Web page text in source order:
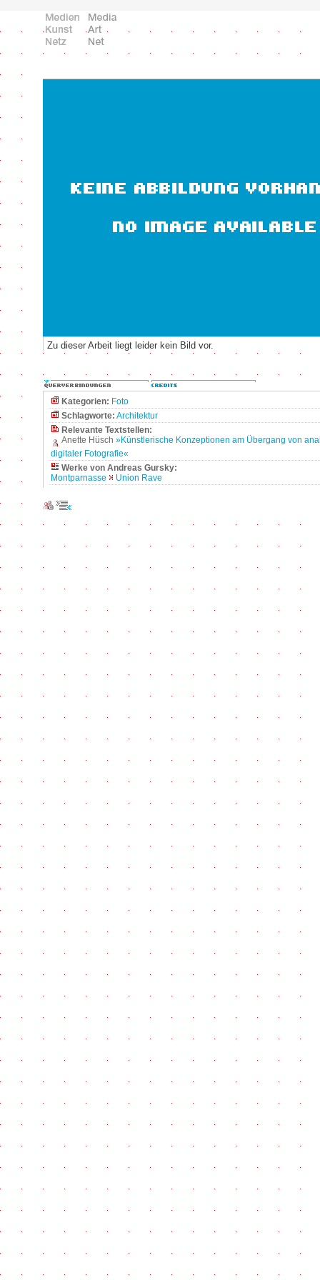
Zu dieser Arbeit liegt leider kein Bild vor.
Kategorien: Foto
Schlagworte: Architektur
Relevante Textstellen:
Anette Hüsch »Künstlerische Konzeptionen am Übergang von
digitaler Fotografie«
Werke von Andreas Gursky:
Montparnasse
Union Rave